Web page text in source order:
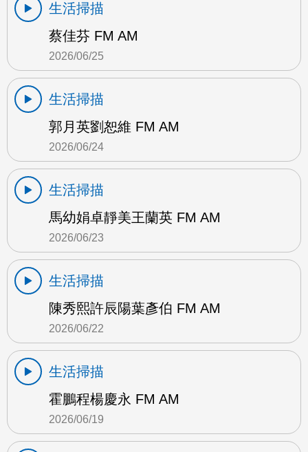
生活掃描
蔡佳芬 FM AM
2026/06/25
生活掃描
郭月英劉恕維 FM AM
2026/06/24
生活掃描
馬幼娟卓靜美王蘭英 FM AM
2026/06/23
生活掃描
陳秀熙許辰陽葉彥伯 FM AM
2026/06/22
生活掃描
霍鵬程楊慶永 FM AM
2026/06/19